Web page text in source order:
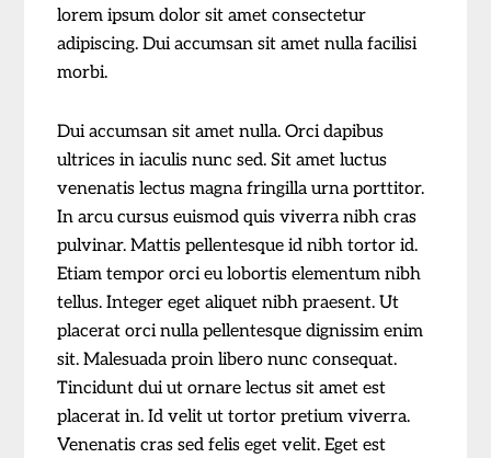
lorem ipsum dolor sit amet consectetur
adipiscing. Dui accumsan sit amet nulla facilisi
morbi.
Dui accumsan sit amet nulla. Orci dapibus
ultrices in iaculis nunc sed. Sit amet luctus
venenatis lectus magna fringilla urna porttitor.
In arcu cursus euismod quis viverra nibh cras
pulvinar. Mattis pellentesque id nibh tortor id.
Etiam tempor orci eu lobortis elementum nibh
tellus. Integer eget aliquet nibh praesent. Ut
placerat orci nulla pellentesque dignissim enim
sit. Malesuada proin libero nunc consequat.
Tincidunt dui ut ornare lectus sit amet est
placerat in. Id velit ut tortor pretium viverra.
Venenatis cras sed felis eget velit. Eget est